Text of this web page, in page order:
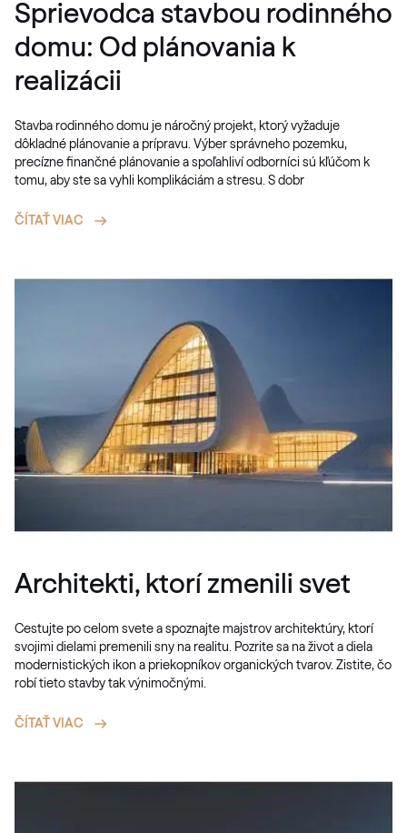
Sprievodca stavbou rodinného
domu: Od plánovania k
realizácii
Stavba rodinného domu je náročný projekt, ktorý vyžaduje
dôkladné plánovanie a prípravu. Výber správneho pozemku,
precízne finančné plánovanie a spoľahliví odborníci sú kľúčom k
tomu, aby ste sa vyhli komplikáciám a stresu. S dobr
ČÍTAŤ VIAC
Architekti, ktorí zmenili svet
Cestujte po celom svete a spoznajte majstrov architektúry, ktorí
svojimi dielami premenili sny na realitu. Pozrite sa na život a diela
modernistických ikon a priekopníkov organických tvarov. Zistite, čo
robí tieto stavby tak výnimočnými.
ČÍTAŤ VIAC